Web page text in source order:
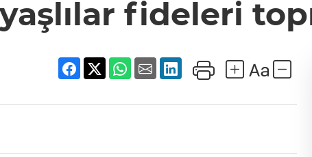
fideleri